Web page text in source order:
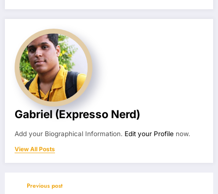
Gabriel (Expresso Nerd)
Add your Biographical Information. Edit your Profile now.
View All Posts
Previous post